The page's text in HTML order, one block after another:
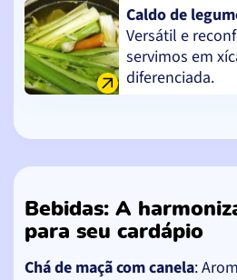
Caldo de
Versátil e
servimos em
diferenciada.
Bebidas: A
para seu cardápio
Chá de maçã com canela: